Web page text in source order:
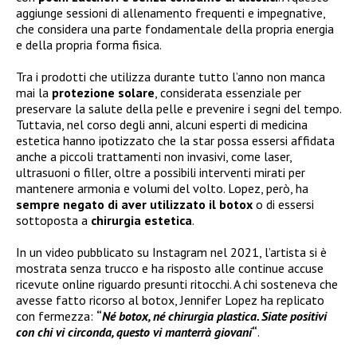
aggiunge sessioni di allenamento frequenti e impegnative,
che considera una parte fondamentale della propria energia
e della propria forma fisica.
Tra i prodotti che utilizza durante tutto l’anno non manca
mai la protezione solare, considerata essenziale per
preservare la salute della pelle e prevenire i segni del tempo.
Tuttavia, nel corso degli anni, alcuni esperti di medicina
estetica hanno ipotizzato che la star possa essersi affidata
anche a piccoli trattamenti non invasivi, come laser,
ultrasuoni o filler, oltre a possibili interventi mirati per
mantenere armonia e volumi del volto. Lopez, però, ha
sempre negato di aver utilizzato il botox o di essersi
sottoposta a chirurgia estetica.
In un video pubblicato su Instagram nel 2021, l’artista si è
mostrata senza trucco e ha risposto alle continue accuse
ricevute online riguardo presunti ritocchi. A chi sosteneva che
avesse fatto ricorso al botox, Jennifer Lopez ha replicato
con fermezza: “Né botox, né chirurgia plastica. Siate positivi
con chi vi circonda, questo vi manterrà giovani“.